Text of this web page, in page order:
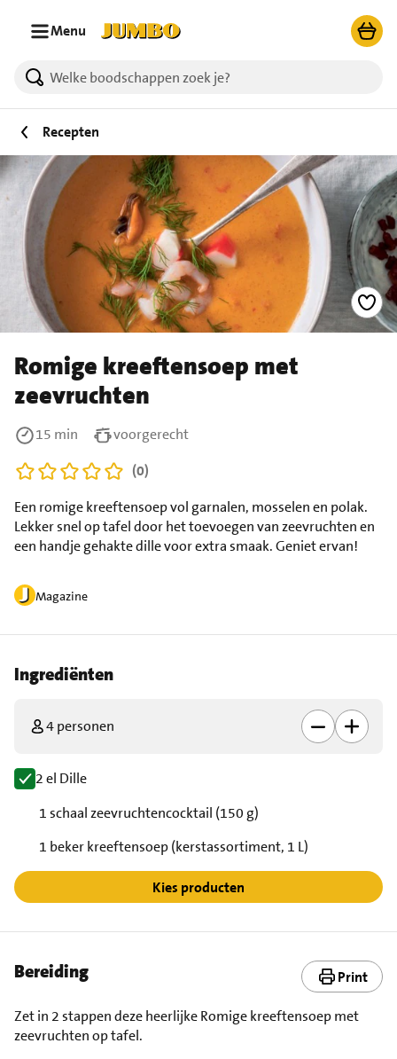
Menu
Recepten
Romige kreeftensoep met
zeevruchten
Magazine
Een romige kreeftensoep vol garnalen, mosselen en polak.
Lekker snel op tafel door het toevoegen van zeevruchten en
een handje gehakte dille voor extra smaak. Geniet ervan!
15 min
voorgerecht
(0)
Ingrediënten
4 personen
2 el Dille
1 schaal zeevruchtencocktail (150 g)
1 beker kreeftensoep (kerstassortiment, 1 L)
Kies producten
Bereiding Print
Zet in 2 stappen deze heerlijke Romige kreeftensoep met
zeevruchten op tafel.